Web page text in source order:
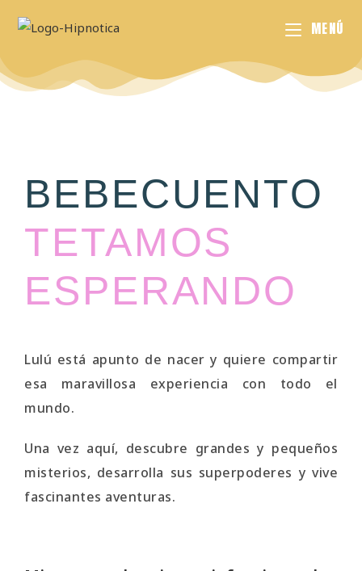
MENÚ
BEBECUENTO
TETAMOS
ESPERANDO
Lulú está apunto de nacer y quiere compartir
esa maravillosa experiencia con todo el
mundo.
Una vez aquí, descubre grandes y pequeños
misterios, desarrolla sus superpoderes y vive
fascinantes aventuras.